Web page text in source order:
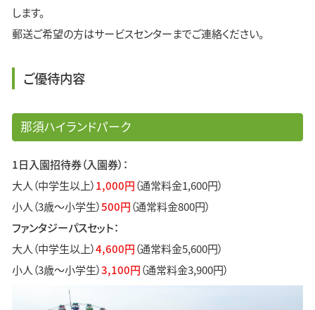
します。
郵送ご希望の方はサービスセンターまでご連絡ください。
ご優待内容
那須ハイランドパーク
1日入園招待券（入園券）：
大人（中学生以上）1,000円（通常料金1,600円）
小人（3歳～小学生）500円（通常料金800円）
ファンタジーパスセット：
大人（中学生以上）4,600円（通常料金5,600円）
小人（3歳～小学生）3,100円（通常料金3,900円）